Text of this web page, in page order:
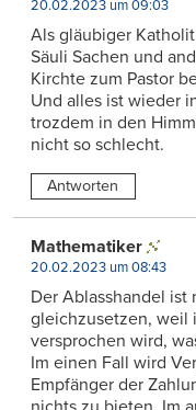
20.02.2023 um 09:03
Als gläubiger
Säuli Sachen und
Kirchte zum Pastor
Und alles ist wieder
trozdem in den
nicht so schlecht.
Antworten
Mathematiker
20.02.2023 um 08:43
Der Ablasshandel
gleichzusetzen, weil
versprochen wird,
Im einen Fall wird
Empfänger der